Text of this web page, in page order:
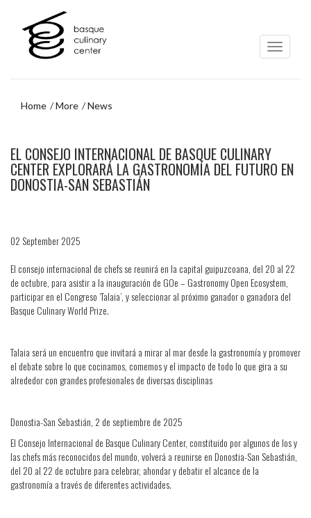
navigation
Home More News
navigation
menu
EL CONSEJO INTERNACIONAL DE BASQUE CULINARY
CENTER EXPLORARÁ LA GASTRONOMÍA DEL FUTURO EN
DONOSTIA-SAN SEBASTIÁN
02 September 2025
El consejo internacional de chefs se reunirá en la capital guipuzcoana, del 20 al 22
de octubre, para asistir a la inauguración de GOe – Gastronomy Open Ecosystem,
participar en el Congreso ‘Talaia’, y seleccionar al próximo ganador o ganadora del
Basque Culinary World Prize.
Talaia será un encuentro que invitará a mirar al mar desde la gastronomía y promover
el debate sobre lo que cocinamos, comemos y el impacto de todo lo que gira a su
alrededor con grandes profesionales de diversas disciplinas
Donostia-San Sebastián, 2 de septiembre de 2025
El Consejo Internacional de Basque Culinary Center, constituido por algunos de los y
las chefs más reconocidos del mundo, volverá a reunirse en Donostia-San Sebastián,
del 20 al 22 de octubre para celebrar, ahondar y debatir el alcance de la
gastronomía a través de diferentes actividades.